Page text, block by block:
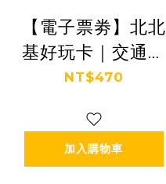
【電子票劵】北北
基好玩卡｜交通暢
遊三日券 Ⓕ
NT$470
加入購物車